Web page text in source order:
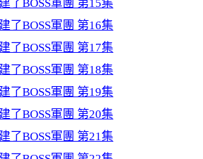
了BOSS軍團 第15集
了BOSS軍團 第16集
了BOSS軍團 第17集
了BOSS軍團 第18集
了BOSS軍團 第19集
了BOSS軍團 第20集
了BOSS軍團 第21集